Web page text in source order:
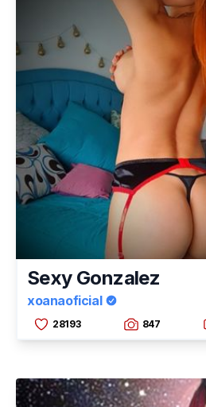
Sexy Gonzalez
xoanaoficial
28193 847